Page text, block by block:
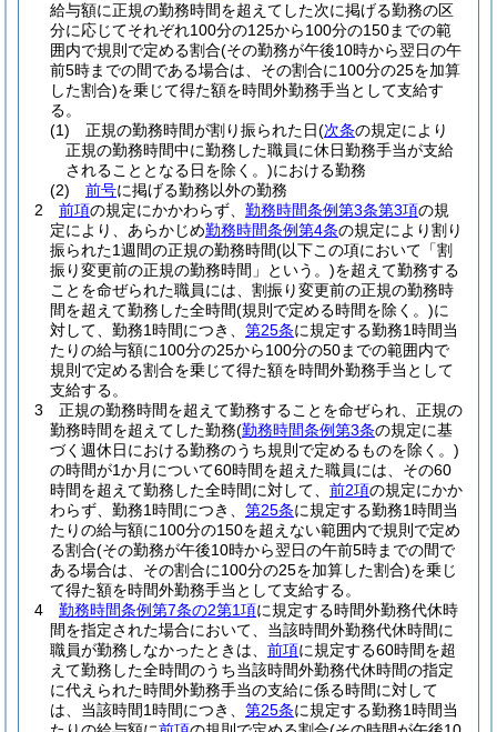
給与額に正規の勤務時間を超えてした次に掲げる勤務の区
分に応じてそれぞれ100分の125から100分の150までの範
囲内で規則で定める割合(その勤務が午後10時から翌日の午
前5時までの間である場合は、その割合に100分の25を加算
した割合)を乗じて得た額を時間外勤務手当として支給す
る。
(1)
正規の勤務時間が割り振られた日(次条の規定により
正規の勤務時間中に勤務した職員に休日勤務手当が支給
されることとなる日を除く。)における勤務
(2)
前号に掲げる勤務以外の勤務
2
前項の規定にかかわらず、 勤務時間条例第3条第3項の規
定により、あらかじめ勤務時間条例第4条の規定により割り
振られた1週間の正規の勤務時間(以下この項において「割
振り変更前の正規の勤務時間」という。)を超えて勤務する
ことを命ぜられた職員には、割振り変更前の正規の勤務時
間を超えて勤務した全時間(規則で定める時間を除く。)に
対して、勤務1時間につき、 第25条に規定する勤務1時間当
たりの給与額に100分の25から100分の50までの範囲内で
規則で定める割合を乗じて得た額を時間外勤務手当として
支給する。
3
正規の勤務時間を超えて勤務することを命ぜられ、正規の
勤務時間を超えてした勤務(勤務時間条例第3条の規定に基
づく週休日における勤務のうち規則で定めるものを除く。)
の時間が1か月について60時間を超えた職員には、その60
時間を超えて勤務した全時間に対して、 前2項の規定にかか
わらず、勤務1時間につき、 第25条に規定する勤務1時間当
たりの給与額に100分の150を超えない範囲内で規則で定め
る割合(その勤務が午後10時から翌日の午前5時までの間で
ある場合は、その割合に100分の25を加算した割合)を乗じ
て得た額を時間外勤務手当として支給する。
4
勤務時間条例第7条の2第1項に規定する時間外勤務代休時
間を指定された場合において、当該時間外勤務代休時間に
職員が勤務しなかったときは、 前項に規定する60時間を超
えて勤務した全時間のうち当該時間外勤務代休時間の指定
に代えられた時間外勤務手当の支給に係る時間に対して
は、当該時間1時間につき、 第25条に規定する勤務1時間当